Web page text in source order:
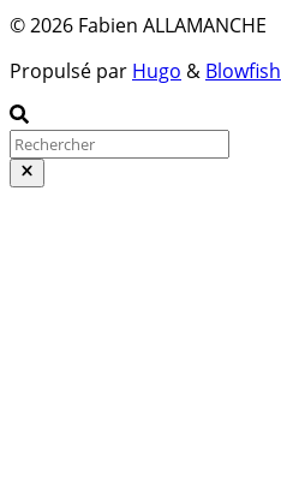
© 2026 Fabien ALLAMANCHE
Propulsé par Hugo & Blowfish